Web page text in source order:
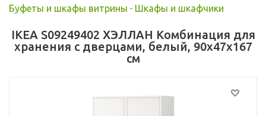
Буфеты и шкафы витрины - Шкафы и шкафчики
IKEA S09249402 ХЭЛЛАН Комбинация для
хранения с дверцами, белый, 90x47x167
см